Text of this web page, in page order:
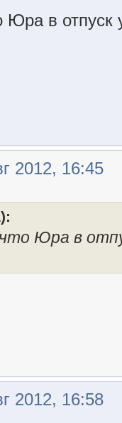
в отпуск
2012, 16:45
Юра в
2012, 16:58